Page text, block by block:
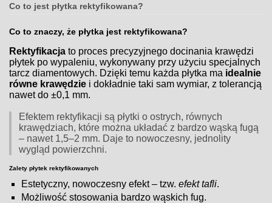
Co to jest płytka rektyfikowana?
Co to znaczy, że płytka jest rektyfikowana?
Rektyfikacja to proces precyzyjnego docinania krawędzi
płytek po wypaleniu, wykonywany przy użyciu specjalnych
tarcz diamentowych. Dzięki temu każda płytka ma idealnie
równe krawędzie i dokładnie taki sam wymiar, z tolerancją
nawet do ±0,1 mm.
Efektem rektyfikacji są płytki o ostrych, równych
krawędziach, które można układać z bardzo wąską fugą
– nawet 1,5–2 mm. Daje to nowoczesny, jednolity
wygląd powierzchni.
Zalety płytek rektyfikowanych
Estetyczny, nowoczesny efekt – tzw.efekt tafli.
Możliwość stosowania bardzo wąskich fug.